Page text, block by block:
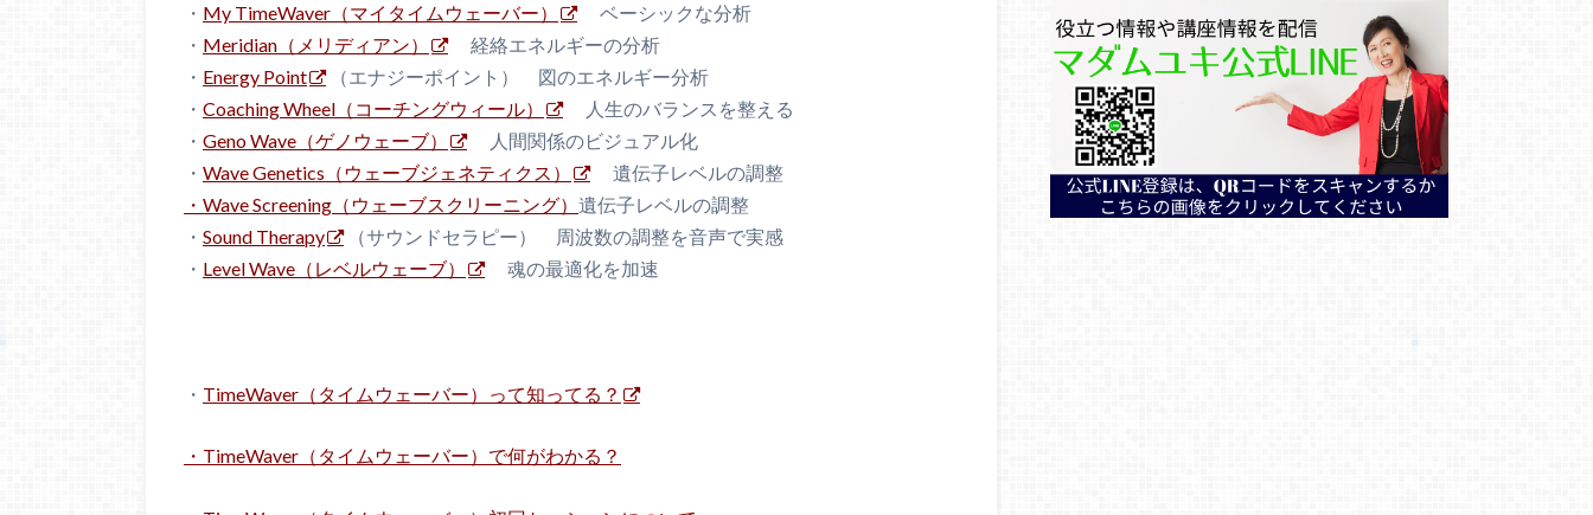
・ My TimeWaver（マイタイムウェーバー）
ベーシックな分析
・ Meridian（メリディアン）
経絡エネルギーの分析
・ Energy Point
（エナジーポイント） 図のエネルギー分析
・ Coaching Wheel（コーチングウィール）
人生のバランスを整える
・ Geno Wave（ゲノウェーブ）
人間関係のビジュアル化
・ Wave Genetics（ウェーブジェネティクス）
遺伝子レベルの調整
・Wave Screening（ウェーブスクリーニング） 遺伝子レベルの調整
・ Sound Therapy
（サウンドセラピー） 周波数の調整を音声で実感
・ Level Wave（レベルウェーブ） 魂の最適化を加速
・ TimeWaver（タイムウェーバー）って知ってる？
・TimeWaver（タイムウェーバー）で何がわかる？